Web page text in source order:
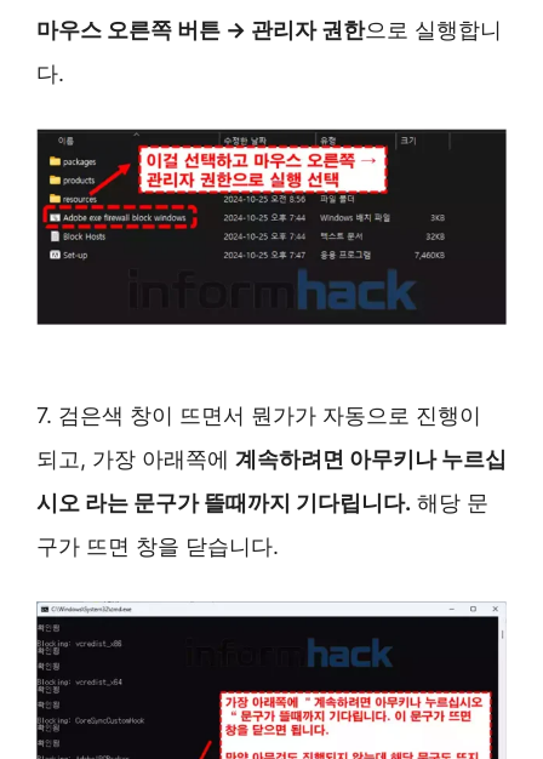
마우스 오른쪽 버튼 → 관리자 권한으로 실행합니
다.
7. 검은색 창이 뜨면서 뭔가가 자동으로 진행이
되고, 가장 아래쪽에 계속하려면 아무키나 누르십
시오 라는 문구가 뜰때까지 기다립니다. 해당 문
구가 뜨면 창을 닫습니다.